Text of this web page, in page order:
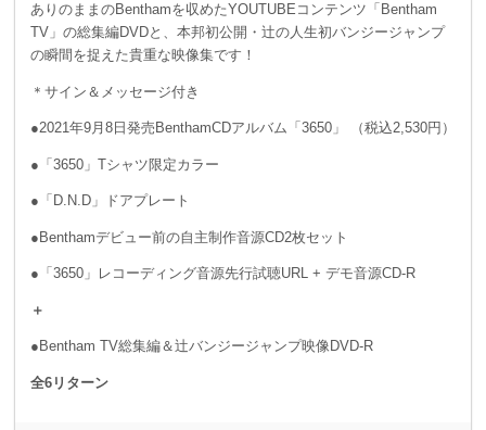
ありのままのBenthamを収めたYOUTUBEコンテンツ「Bentham
TV」の総集編DVDと、本邦初公開・辻の人生初バンジージャンプ
の瞬間を捉えた貴重な映像集です！
＊サイン＆メッセージ付き
●2021年9月8日発売BenthamCDアルバム「3650」 （税込2,530円）
●「3650」Tシャツ限定カラー
●「D.N.D」ドアプレート
●Benthamデビュー前の自主制作音源CD2枚セット
●「3650」レコーディング音源先行試聴URL + デモ音源CD-R
＋
●Bentham TV総集編＆辻バンジージャンプ映像DVD-R
全6リターン